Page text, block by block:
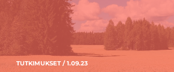
TUTKIMUKSET / 1.09.23